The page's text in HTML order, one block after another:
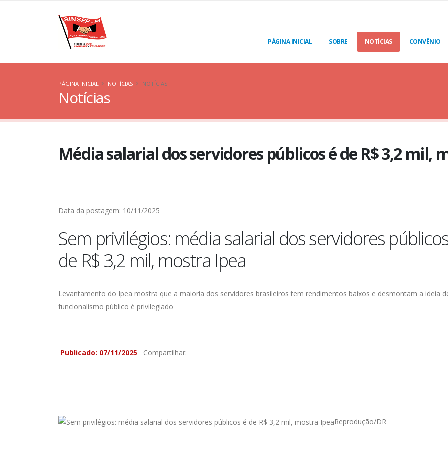
PÁGINA INICIAL SOBRE NOTÍCIAS CONVÊNIO
PÁGINA INICIAL NOTÍCIAS NOTÍCIAS
Notícias
Média salarial dos servidores públicos é de R$ 3,2 mil,
Data da postagem: 10/11/2025
Sem privilégios: média salarial dos servidores
de R$ 3,2 mil, mostra Ipea
Levantamento do Ipea mostra que a maioria dos servidores brasileiros tem rendimentos baixos e desmontam a ideia
funcionalismo público é privilegiado
Publicado: 07/11/2025 Compartilhar:
Reprodução/DR